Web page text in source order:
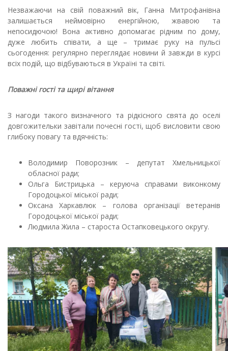
Незважаючи на свій поважний вік, Ганна Митрофанівна
залишається неймовірно енергійною, жвавою та
непосидючою! Вона активно допомагає рідним по дому,
дуже любить співати, а ще – тримає руку на пульсі
сьогодення: регулярно переглядає новини й завжди в курсі
всіх подій, що відбуваються в Україні та світі.
Поважні гості та щирі вітання
З нагоди такого визначного та рідкісного свята до оселі
довгожительки завітали почесні гості, щоб висловити свою
глибоку повагу та вдячність:
Володимир Поворозник – депутат Хмельницької
обласної ради;
Ольга Бистрицька – керуюча справами виконкому
Городоцької міської ради;
Оксана Харкавлюк – голова організації ветеранів
Городоцької міської ради;
Людмила Жила – староста Остапковецького округу.